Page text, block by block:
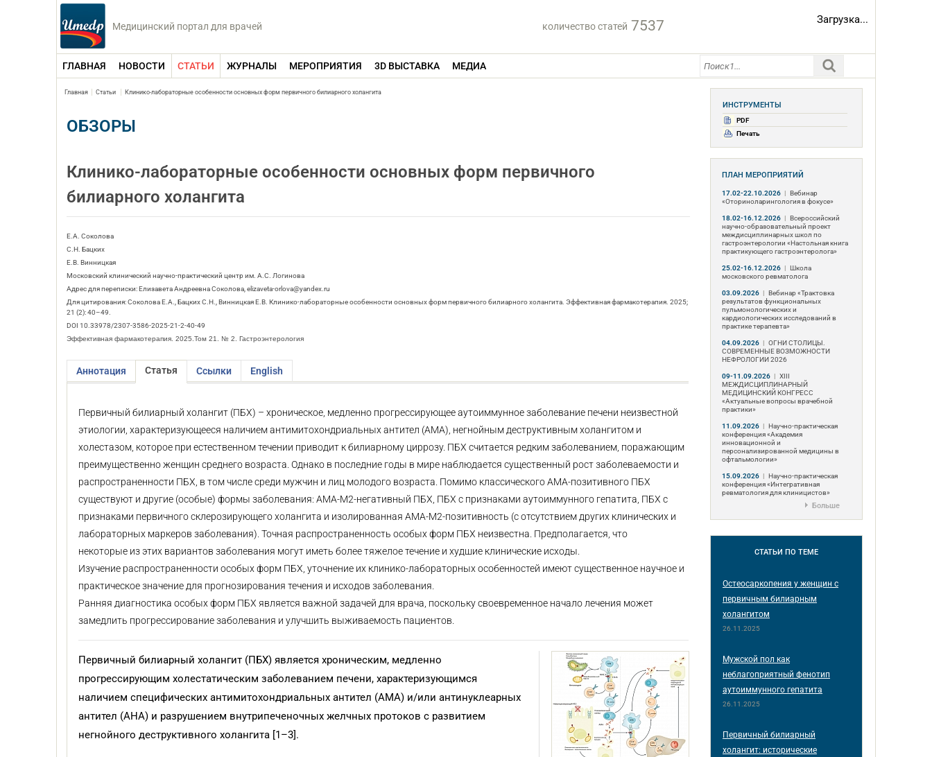
Медицинский портал для врачей количество статей 7537 Загрузка...
ГЛАВНАЯ НОВОСТИ СТАТЬИ ЖУРНАЛЫ МЕРОПРИЯТИЯ 3D ВЫСТАВКА МЕДИА
Главная Статьи Клинико-лабораторные особенности основных форм первичного билиарного холангита
ОБЗОРЫ
Клинико-лабораторные особенности основных форм первичного
билиарного холангита
Е.А. Соколова
С.Н. Бацких
Е.В. Винницкая
Московский клинический научно-практический центр им. А.С. Логинова
Адрес для переписки: Елизавета Андреевна Соколова, elizaveta-orlova@yandex.ru
Для цитирования: Соколова Е.А., Бацких С.Н., Винницкая Е.В. Клинико-лабораторные особенности основных форм первичного билиарного холангита. Эффективная фармакотерапия. 2025;
21 (2): 40–49.
DOI 10.33978/2307-3586-2025-21-2-40-49
Эффективная фармакотерапия. 2025.Том 21. № 2. Гастроэнтерология
Аннотация Статья Ссылки English
Первичный билиарный холангит (ПБХ) – хроническое, медленно прогрессирующее аутоиммунное заболевание печени неизвестной
этиологии, характеризующееся наличием антимитохондриальных антител (АМА), негнойным деструктивным холангитом и
холестазом, которое при естественном течении приводит к билиарному циррозу. ПБХ считается редким заболеванием, поражающим
преимущественно женщин среднего возраста. Однако в последние годы в мире наблюдается существенный рост заболеваемости и
распространенности ПБХ, в том числе среди мужчин и лиц молодого возраста. Помимо классического АМА-позитивного ПБХ
существуют и другие (особые) формы заболевания: АМА-М2-негативный ПБХ, ПБХ с признаками аутоиммунного гепатита, ПБХ с
признаками первичного склерозирующего холангита и изолированная АМА-М2-позитивность (с отсутствием других клинических и
лабораторных маркеров заболевания). Точная распространенность особых форм ПБХ неизвестна. Предполагается, что
некоторые из этих вариантов заболевания могут иметь более тяжелое течение и худшие клинические исходы.
Изучение распространенности особых форм ПБХ, уточнение их клинико-лабораторных особенностей имеют существенное научное и
практическое значение для прогнозирования течения и исходов заболевания.
Ранняя диагностика особых форм ПБХ является важной задачей для врача, поскольку своевременное начало лечения может
замедлить прогрессирование заболевания и улучшить выживаемость пациентов.
Первичный билиарный холангит (ПБХ) является хроническим, медленно
прогрессирующим холестатическим заболеванием печени, характеризующимся
наличием специфических антимитохондриальных антител (АМА) и/или антинуклеарных
антител (АНА) и разрушением внутрипеченочных желчных протоков с развитием
негнойного деструктивного холангита [1–3].
ИНСТРУМЕНТЫ
PDF
Печать
ПЛАН МЕРОПРИЯТИЙ
17.02-22.10.2026 | Вебинар
«Оториноларингология в фокусе»
18.02-16.12.2026 | Всероссийский
научно-образовательный проект
междисциплинарных школ по
гастроэнтерологии «Настольная книга
практикующего гастроэнтеролога»
25.02-16.12.2026 | Школа
московского ревматолога
03.09.2026 | Вебинар «Трактовка
результатов функциональных
пульмонологических и
кардиологических исследований в
практике терапевта»
04.09.2026 | ОГНИ СТОЛИЦЫ.
СОВРЕМЕННЫЕ ВОЗМОЖНОСТИ
НЕФРОЛОГИИ 2026
09-11.09.2026 | ХIII
МЕЖДИСЦИПЛИНАРНЫЙ
МЕДИЦИНСКИЙ КОНГРЕСС
«Актуальные вопросы врачебной
практики»
11.09.2026 | Научно-практическая
конференция «Академия
инновационной и
персонализированной медицины в
офтальмологии»
15.09.2026 | Научно-практическая
конференция «Интегративная
ревматология для клиницистов»
Больше
СТАТЬИ ПО ТЕМЕ
Остеосаркопения у женщин с
первичным билиарным
холангитом
26.11.2025
Мужской пол как
неблагоприятный фенотип
аутоиммунного гепатита
26.11.2025
Первичный билиарный
холангит: исторические